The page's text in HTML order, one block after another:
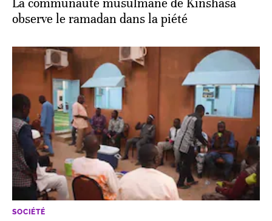
La communauté musulmane de Kinshasa
observe le ramadan dans la piété
SOCIÉTÉ